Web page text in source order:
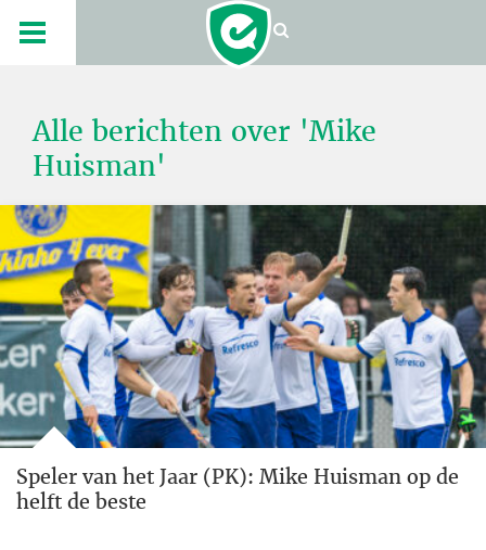
Alle berichten over 'Mike
Huisman'
Speler van het Jaar (PK): Mike Huisman op de
helft de beste